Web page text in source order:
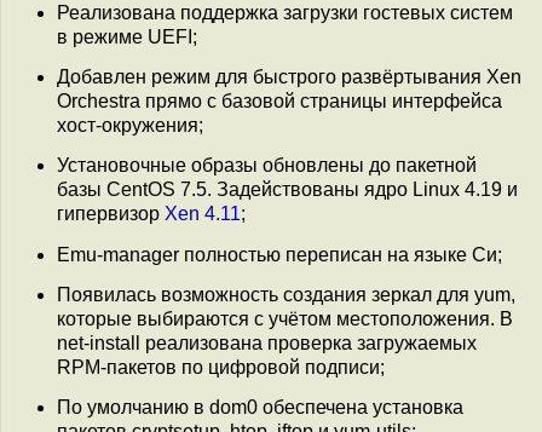
Реализована поддержка загрузки гостевых систем
в режиме UEFI;
Добавлен режим для быстрого развёртывания Xen
Orchestra прямо с базовой страницы интерфейса
хост-окружения;
Установочные образы обновлены до пакетной
базы CentOS 7.5. Задействованы ядро Linux 4.19 и
гипервизор Xen 4.11;
Emu-manager полностью переписан на языке Си;
Появилась возможность создания зеркал для yum,
которые выбираются с учётом местоположения. В
net-install реализована проверка загружаемых
RPM-пакетов по цифровой подписи;
По умолчанию в dom0 обеспечена установка